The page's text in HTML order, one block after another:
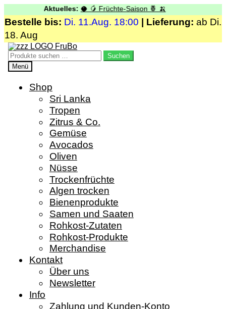
Aktuelles:🥥 🥭 Früchte-Saison 🍍 🍌
Bestelle bis: Di. 11.Aug. 18:00 | Lieferung: ab Di.
18. Aug
Zur
Navigation
springen
Zum
Inhalt
springen
Suchen
nach:
Suchen
Menü
Shop
Sri Lanka
Tropen
Zitrus & Co.
Gemüse
Avocados
Oliven
Nüsse
Trockenfrüchte
Algen trocken
Bienenprodukte
Samen und Saaten
Rohkost-Zutaten
Rohkost-Produkte
Merchandise
Kontakt
Über uns
Newsletter
Info
Zahlung und Kunden-Konto